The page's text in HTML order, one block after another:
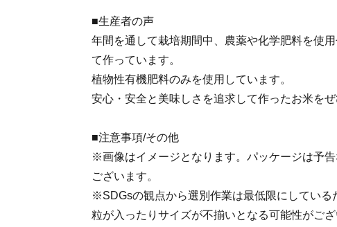
■生産者の声
年間を通して栽培期間中、農薬や化学肥料を使
て作っています。
植物性有機肥料のみを使用しています。
安心・安全と美味しさを追求して作ったお米をぜ
■注意事項/その他
※画像はイメージとなります。パッケージは予
ございます。
※SDGsの観点から選別作業は最低限にしている
粒が入ったりサイズが不揃いとなる可能性がござ